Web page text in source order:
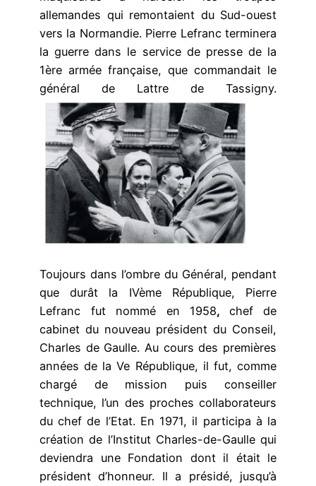
allemandes qui remontaient du Sud-ouest
vers la Normandie. Pierre Lefranc terminera
la guerre dans le service de presse de la
1ère armée française, que commandait le
général de Lattre de Tassigny.
Toujours dans l’ombre du Général, pendant
que durât la IVème République, Pierre
Lefranc fut nommé en 1958, chef de
cabinet du nouveau président du Conseil,
Charles de Gaulle. Au cours des premières
années de la Ve République, il fut, comme
chargé de mission puis conseiller
technique, l’un des proches collaborateurs
du chef de l’Etat. En 1971, il participa à la
création de l’Institut Charles-de-Gaulle qui
deviendra une Fondation dont il était le
président d’honneur. Il a présidé, jusqu’à